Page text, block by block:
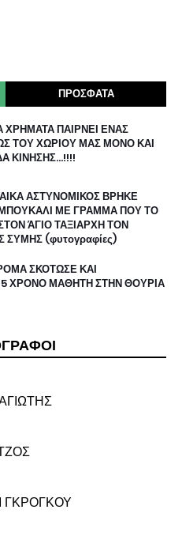
ΠΡΟΣΦΑΤΑ
ΧΡΗΜΑΤΑ ΠΑΙΡΝΕΙ ΕΝΑΣ
ΤΟΥ ΧΩΡΙΟΥ ΜΑΣ ΜΟΝΟ ΚΑΙ
ΚΙΝΗΣΗΣ…!!!!
ΑΣΤΥΝΟΜΙΚΟΣ ΒΡΗΚΕ
ΜΕ ΓΡΑΜΜΑ ΠΟΥ ΤΟ
ΆΓΙΟ ΤΑΞΙΑΡΧΗ ΤΟΝ
(φυτογραφίες)
ΣΚΟΤΩΣΕ ΚΑΙ
ΧΡΟΝΟ ΜΑΘΗΤΗ ΣΤΗΝ ΘΟΥΡΙΑ